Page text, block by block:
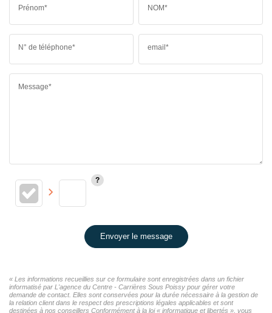
Prénom* NOM*
N° de téléphone* email*
Message*
Envoyer le message
« Les informations recueillies sur ce formulaire sont enregistrées dans un fichier
informatisé par L'agence du Centre - Carrières Sous Poissy pour gérer votre
demande de contact. Elles sont conservées pour la durée nécessaire à la gestion de
la relation client dans le respect des prescriptions légales applicables et sont
destinées à nos conseillers Conformément à la loi « informatique et libertés », vous